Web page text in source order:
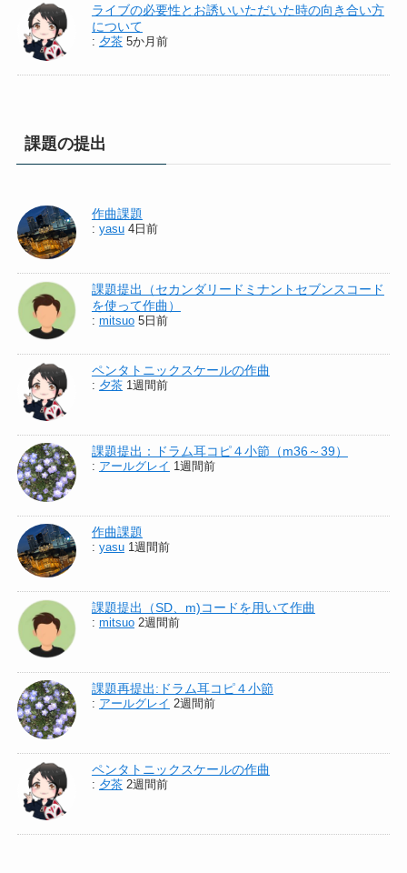
ライブの必要性とお誘いいただいた時の向き合い方
について
: 夕茶 5か月前
課題の提出
作曲課題
: yasu 4日前
課題提出（セカンダリードミナントセブンスコード
を使って作曲）
: mitsuo 5日前
ペンタトニックスケールの作曲
: 夕茶 1週間前
課題提出：ドラム耳コピ４小節（m36～39）
: アールグレイ 1週間前
作曲課題
: yasu 1週間前
課題提出（SD、m)コードを用いて作曲
: mitsuo 2週間前
課題再提出:ドラム耳コピ４小節
: アールグレイ 2週間前
ペンタトニックスケールの作曲
: 夕茶 2週間前